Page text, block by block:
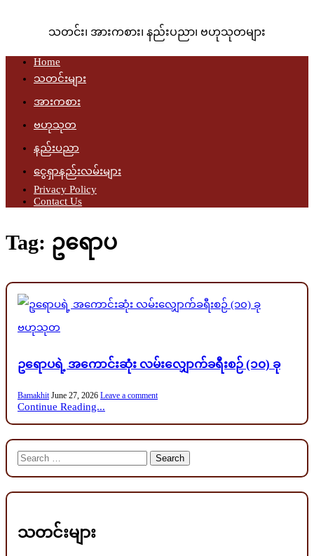
သတင်း၊ အားကစား၊ နည်းပညာ၊ ဗဟုသုတများ
Home
သတင်းများ
အားကစား
ဗဟုသုတ
နည်းပညာ
ငွေရှာနည်းလမ်းများ
Privacy Policy
Contact Us
Tag: ဥရောပ
in
ဗဟုသုတ
ဥရောပရဲ့ အကောင်းဆုံး လမ်းလျှောက်ခရီးစဉ် (၁၀) ခု
Bamakhit June 27, 2026 Leave a comment
Continue Reading...
Search
for:
သတင်းများ